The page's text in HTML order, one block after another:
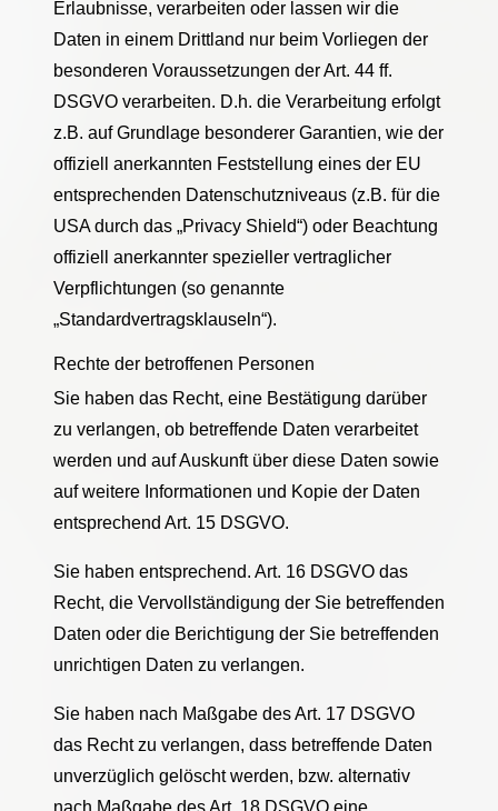
Erlaubnisse, verarbeiten oder lassen wir die
Daten in einem Drittland nur beim Vorliegen der
besonderen Voraussetzungen der Art. 44 ff.
DSGVO verarbeiten. D.h. die Verarbeitung erfolgt
z.B. auf Grundlage besonderer Garantien, wie der
offiziell anerkannten Feststellung eines der EU
entsprechenden Datenschutzniveaus (z.B. für die
USA durch das „Privacy Shield“) oder Beachtung
offiziell anerkannter spezieller vertraglicher
Verpflichtungen (so genannte
„Standardvertragsklauseln“).
Rechte der betroffenen Personen
Sie haben das Recht, eine Bestätigung darüber
zu verlangen, ob betreffende Daten verarbeitet
werden und auf Auskunft über diese Daten sowie
auf weitere Informationen und Kopie der Daten
entsprechend Art. 15 DSGVO.
Sie haben entsprechend. Art. 16 DSGVO das
Recht, die Vervollständigung der Sie betreffenden
Daten oder die Berichtigung der Sie betreffenden
unrichtigen Daten zu verlangen.
Sie haben nach Maßgabe des Art. 17 DSGVO
das Recht zu verlangen, dass betreffende Daten
unverzüglich gelöscht werden, bzw. alternativ
nach Maßgabe des Art. 18 DSGVO eine